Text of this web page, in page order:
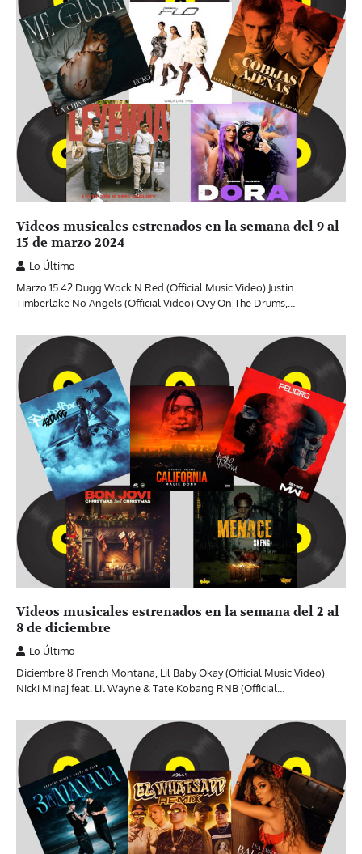
Videos musicales estrenados en la semana del 9 al
15 de marzo 2024
Lo Último
Marzo 15 42 Dugg Wock N Red (Official Music Video) Justin
Timberlake No Angels (Official Video) Ovy On The Drums,…
Videos musicales estrenados en la semana del 2 al
8 de diciembre
Lo Último
Diciembre 8 French Montana, Lil Baby Okay (Official Music Video)
Nicki Minaj feat. Lil Wayne & Tate Kobang RNB (Official…